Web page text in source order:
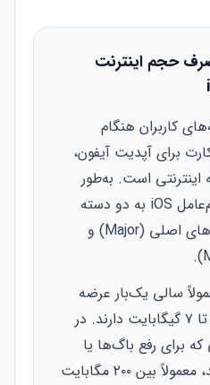
حجم اینترنت
کاربران هنگام
برای آپدیت آیفون،
است. به‌طور
کلی، آپدیت‌های سیستم‌عامل iOS به دو دسته
تقسیم می‌شوند: آپدیت‌های اصلی (Major) و
سالی یک‌بار عرضه
می‌شوند، حجمی بین ۴ تا ۷ گیگابایت دارند. در
برای رفع باگ‌ها یا
بهبودهای امنیتی هستند، معمولاً بین ۲۰۰ مگابایت